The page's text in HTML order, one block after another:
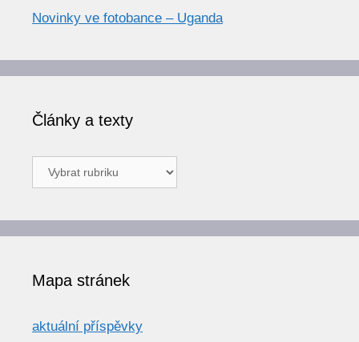
Novinky ve fotobance – Uganda
Články a texty
Články
a
Mapa stránek
aktuální příspěvky